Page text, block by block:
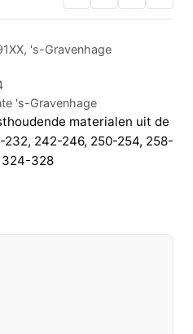
's-Gravenhage
's-Gravenhage
materialen uit de
242-246, 250-254, 258-
324-328